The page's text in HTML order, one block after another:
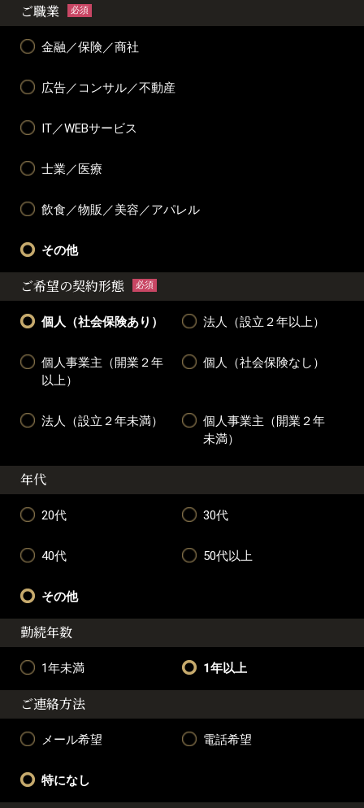
ご職業 必須
金融／保険／商社
広告／コンサル／不動産
IT／WEBサービス
士業／医療
飲食／物販／美容／アパレル
その他
ご希望の契約形態 必須
個人（社会保険あり） 法人（設立２年以上）
個人事業主（開業２年
以上）
個人（社会保険なし）
法人（設立２年未満）
個人事業主（開業２年
未満）
年代
20代 30代
40代 50代以上
その他
勤続年数
1年未満 1年以上
ご連絡方法
メール希望 電話希望
特になし